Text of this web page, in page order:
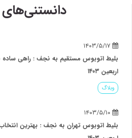
بلیط اتوبوس مستقیم به نجف : راهی ساده
اربعین ۱۴۰۳
وبلاگ
بلیط اتوبوس تهران به نجف : بهترین